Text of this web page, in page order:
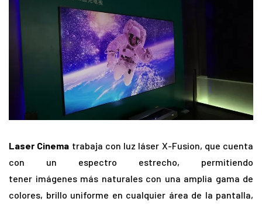
Laser Cinema trabaja con luz láser X-Fusion, que cuenta
con un espectro estrecho, permitiendo
tener imágenes más naturales con una amplia gama de
colores, brillo uniforme en cualquier área de la pantalla,